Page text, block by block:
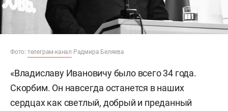
Фото: телеграм-канал Радмира Беляева
«Владиславу Ивановичу было всего 34 года.
Скорбим. Он навсегда останется в наших
сердцах как светлый, добрый и преданный